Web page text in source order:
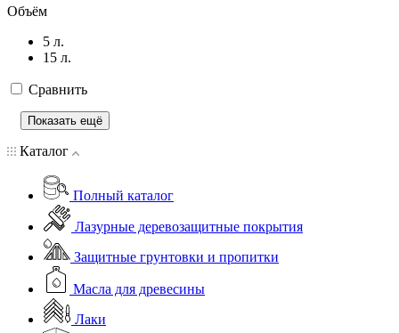
Объём
5 л.
15 л.
Сравнить
Показать ещё
Каталог
Полный каталог
Лазурные деревозащитные покрытия
Защитные грунтовки и пропитки
Масла для древесины
Лаки